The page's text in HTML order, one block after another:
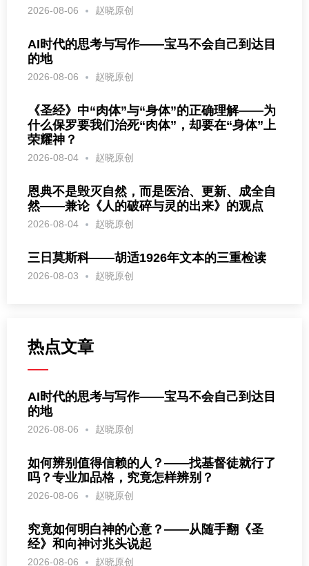
2026-08-06 赵晓原创
AI时代的思考与写作——宝马不会自己到达目
的地
2026-08-06 赵晓原创
《圣经》中“肉体”与“身体”的正确理解——为
什么保罗要我们治死“肉体”，却要在“身体”上
荣耀神？
2026-08-04 赵晓原创
恩典不是毁灭自然，而是医治、更新、成全自
然——兼论《人的破碎与灵的出来》的观点
2026-08-04 赵晓原创
三日莫斯科——胡适1926年文本的三重检读
2026-08-03 赵晓原创
热点文章
AI时代的思考与写作——宝马不会自己到达目
的地
2026-08-06 赵晓原创
如何辨别值得信赖的人？——找基督徒就行了
吗？专业加品格，究竟怎样辨别？
2026-08-06 赵晓原创
究竟如何明白神的心意？——从随手翻《圣
经》和向神讨兆头说起
2026-08-06 赵晓原创